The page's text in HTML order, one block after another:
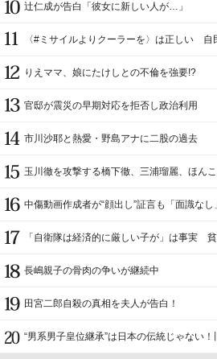
辻仁成が告白「彼女に新しい人が…」
〈#ミサイルよりクーラーを〉は正しい 自
りえママ、娘にたけしとの不倫を強要!?
官邸が震災の早期対応を拒否し政治利用
市川沙耶と熱愛・野島アナに二股の過去
玉川徹を攻撃する橋下徹、三浦瑠麗、ほん
中傷動画作成者が“顔出し”証言も「面識な
「自衛隊は経済的に厳しい子が」は事実
長嶋親子の骨肉の争いが継続中
田宮二郎自殺の真相を夫人が告白！
“男系男子皇位継承”は日本の伝統じゃない